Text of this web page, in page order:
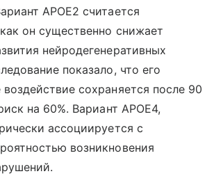
APOE2 считается
он существенно снижает
нейродегенеративных
показало, что его
сохраняется после 90
на 60%. Вариант APOE4,
ассоциируется с
возникновения